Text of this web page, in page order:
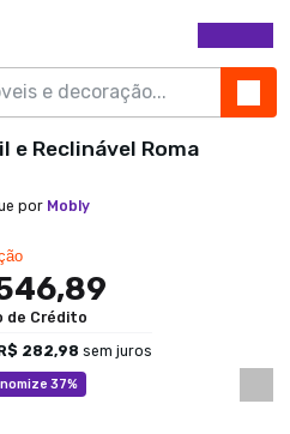
37%
e Reclinável Roma
por Mobly
de Crédito
R$ 282,98 sem juros